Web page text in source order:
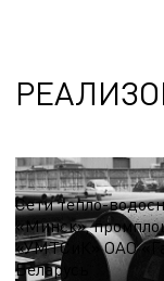
Сети (тепло-, водо-,
Сети тепло-
«Минск»,
«УМТСиК» ОАО
Беларусь